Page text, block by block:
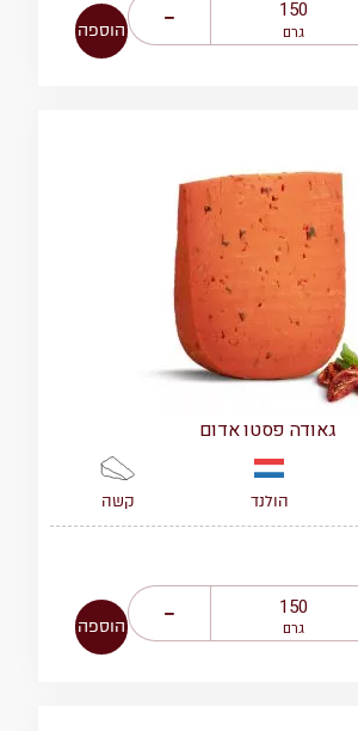
גרם הוספה
גאודה פסטו אדום
הולנד קשה
גרם הוספה